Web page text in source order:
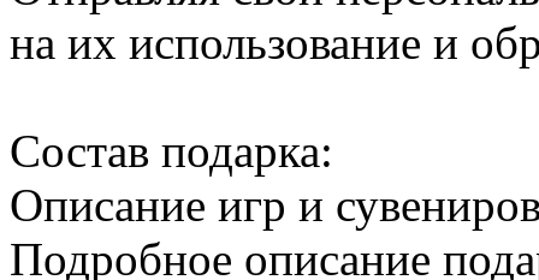
на их использование и
Cостав подарка:
Описание игр и
Подробное описание